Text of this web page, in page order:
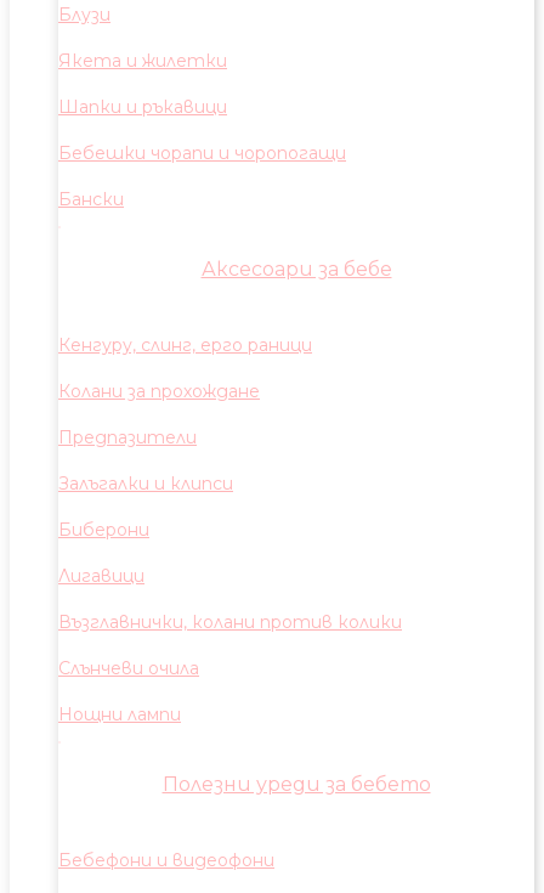
Блузи
Якета и жилетки
Шапки и ръкавици
Бебешки чорапи и чоропогащи
Бански
Аксесоари за бебе
Кенгуру, слинг, ерго раници
Колани за прохождане
Предпазители
Залъгалки и клипси
Биберони
Лигавици
Възглавнички, колани против колики
Слънчеви очила
Нощни лампи
Полезни уреди за бебето
Бебефони и видеофони